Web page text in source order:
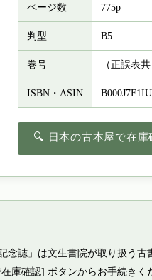
ページ数 775p
判型 B5
巻号 （正誤表共
ISBN・ASIN B000J7F1IU
🔍 日本の古本屋で在庫
念誌」は文生書院が取り扱う古
庫確認] ボタンからお手続きく